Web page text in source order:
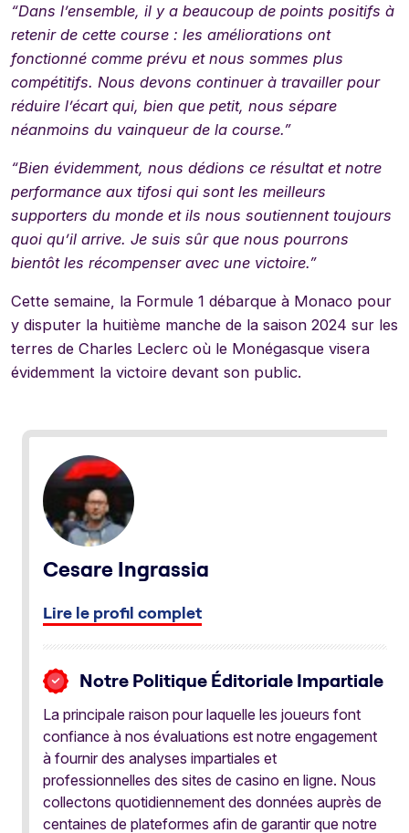
“Dans l’ensemble, il y a beaucoup de points positifs à
retenir de cette course : les améliorations ont
fonctionné comme prévu et nous sommes plus
compétitifs. Nous devons continuer à travailler pour
réduire l’écart qui, bien que petit, nous sépare
néanmoins du vainqueur de la course.”
“Bien évidemment, nous dédions ce résultat et notre
performance aux tifosi qui sont les meilleurs
supporters du monde et ils nous soutiennent toujours
quoi qu’il arrive. Je suis sûr que nous pourrons
bientôt les récompenser avec une victoire.”
Cette semaine, la Formule 1 débarque à Monaco pour
y disputer la huitième manche de la saison 2024 sur les
terres de Charles Leclerc où le Monégasque visera
évidemment la victoire devant son public.
Cesare Ingrassia
Lire le profil complet
Notre Politique Éditoriale Impartiale
La principale raison pour laquelle les joueurs font
confiance à nos évaluations est notre engagement
à fournir des analyses impartiales et
professionnelles des sites de casino en ligne. Nous
collectons quotidiennement des données auprès de
centaines de plateformes afin de garantir que notre